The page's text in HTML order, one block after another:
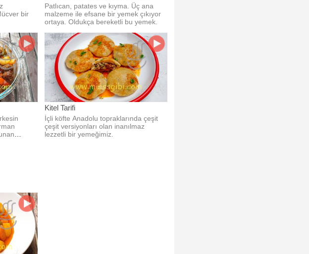
bir
Patlıcan, patates ve kıyma. Üç ana
malzeme ile efsane bir yemek çıkıyor
ortaya. Oldukça bereketli bu yemek.
Kitel Tarifi
İçli köfte Anadolu topraklarında çeşit
çeşit versiyonları olan inanılmaz
lezzetli bir yemeğimiz.